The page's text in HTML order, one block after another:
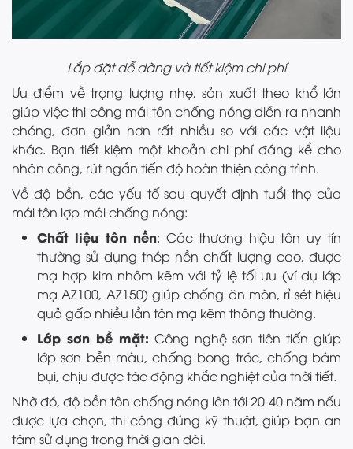
Lắp đặt dễ dàng và tiết kiệm chi phí
Ưu điểm về trọng lượng nhẹ, sản xuất theo khổ lớn
giúp việc thi công mái tôn chống nóng diễn ra nhanh
chóng, đơn giản hơn rất nhiều so với các vật liệu
khác. Bạn tiết kiệm một khoản chi phí đáng kể cho
nhân công, rút ngắn tiến độ hoàn thiện công trình.
Về độ bền, các yếu tố sau quyết định tuổi thọ của
mái tôn lợp mái chống nóng:
Chất liệu tôn nền: Các thương hiệu tôn uy tín
thường sử dụng thép nền chất lượng cao, được
mạ hợp kim nhôm kẽm với tỷ lệ tối ưu (ví dụ lớp
mạ AZ100, AZ150) giúp chống ăn mòn, rỉ sét hiệu
quả gấp nhiều lần tôn mạ kẽm thông thường.
Lớp sơn bề mặt: Công nghệ sơn tiên tiến giúp
lớp sơn bền màu, chống bong tróc, chống bám
bụi, chịu được tác động khắc nghiệt của thời tiết.
Nhờ đó, độ bền tôn chống nóng lên tới 20-40 năm nếu
được lựa chọn, thi công đúng kỹ thuật, giúp bạn an
tâm sử dụng trong thời gian dài.